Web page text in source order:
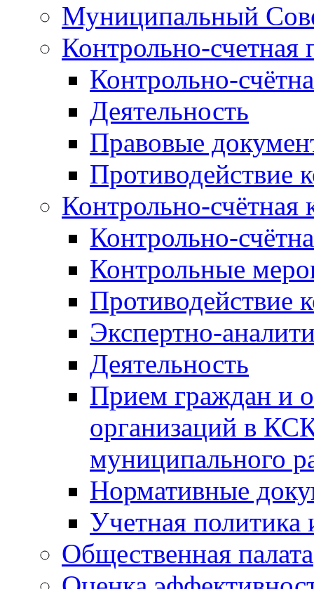
Муниципальный
Контрольно-счетная
Контрольно-
Деятельность
Правовые
Противодействие
Контрольно-счётная
Контрольно-
Контрольные
Противодействие
Экспертно-
Деятельность
Прием граждан и
организаций в
муниципального
Нормативные
Учетная политика
Общественная палата